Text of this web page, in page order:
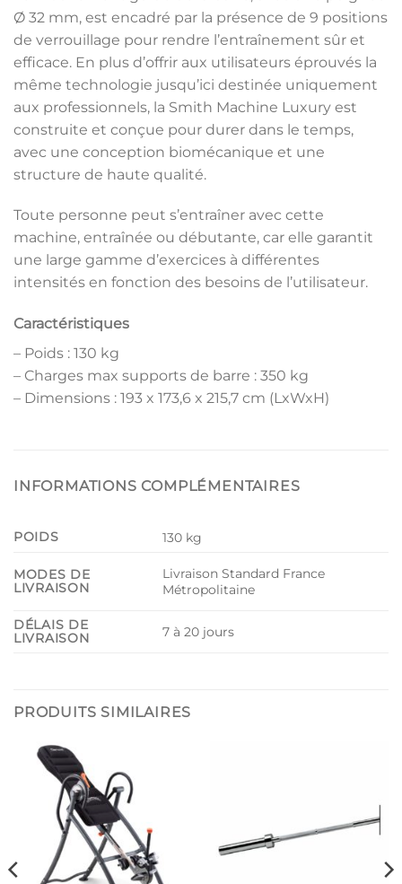
Ø 32 mm, est encadré par la présence de 9 positions
de verrouillage pour rendre l’entraînement sûr et
efficace. En plus d’offrir aux utilisateurs éprouvés la
même technologie jusqu’ici destinée uniquement
aux professionnels, la Smith Machine Luxury est
construite et conçue pour durer dans le temps,
avec une conception biomécanique et une
structure de haute qualité.
Toute personne peut s’entraîner avec cette
machine, entraînée ou débutante, car elle garantit
une large gamme d’exercices à différentes
intensités en fonction des besoins de l’utilisateur.
Caractéristiques
– Poids : 130 kg
– Charges max supports de barre : 350 kg
– Dimensions : 193 x 173,6 x 215,7 cm (LxWxH)
INFORMATIONS COMPLÉMENTAIRES
POIDS 130 kg
MODES DE
LIVRAISON
Livraison Standard France
Métropolitaine
DÉLAIS DE
LIVRAISON
7 à 20 jours
PRODUITS SIMILAIRES